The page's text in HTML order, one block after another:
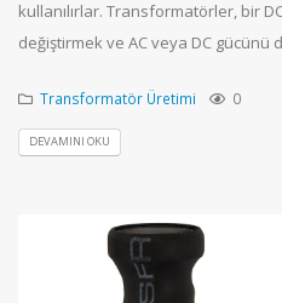
kullanılırlar. Transformatörler, bir
değiştirmek ve AC veya DC gücünü
Transformatör Üretimi 0
DEVAMINI OKU